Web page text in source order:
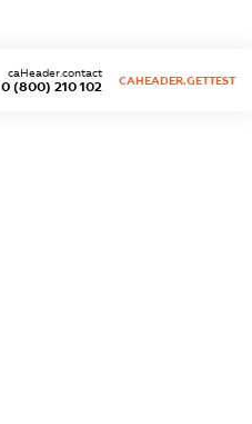
0 (800) 210 102
caHeader.contact
CAHEADER.GETTEST